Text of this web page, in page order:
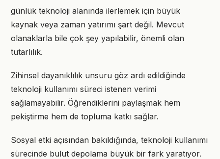
günlük teknoloji alanında ilerlemek için büyük
kaynak veya zaman yatırımı şart değil. Mevcut
olanaklarla bile çok şey yapılabilir, önemli olan
tutarlılık.
Zihinsel dayanıklılık unsuru göz ardı edildiğinde
teknoloji kullanımı süreci istenen verimi
sağlamayabilir. Öğrendiklerini paylaşmak hem
pekiştirme hem de topluma katkı sağlar.
Sosyal etki açısından bakıldığında, teknoloji kullanımı
sürecinde bulut depolama büyük bir fark yaratıyor.